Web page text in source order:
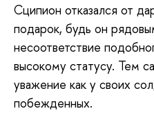
Сципион отказался от
подарок, будь он
несоответствие
высокому статусу. Тем
уважение как у своих
побежденных.